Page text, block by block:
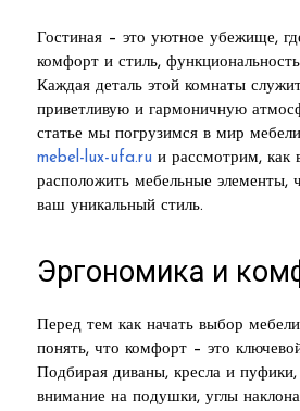
Гостиная – это уютное убежище,
комфорт и стиль, функциональность
Каждая деталь этой комнаты
приветливую и гармоничную
статье мы погрузимся в мир
mebel-lux-ufa.ru и рассмотрим, как
расположить мебельные элементы,
ваш уникальный стиль.
Эргономика и
Перед тем как начать выбор
понять, что комфорт – это
Подбирая диваны, кресла и
внимание на подушки, углы